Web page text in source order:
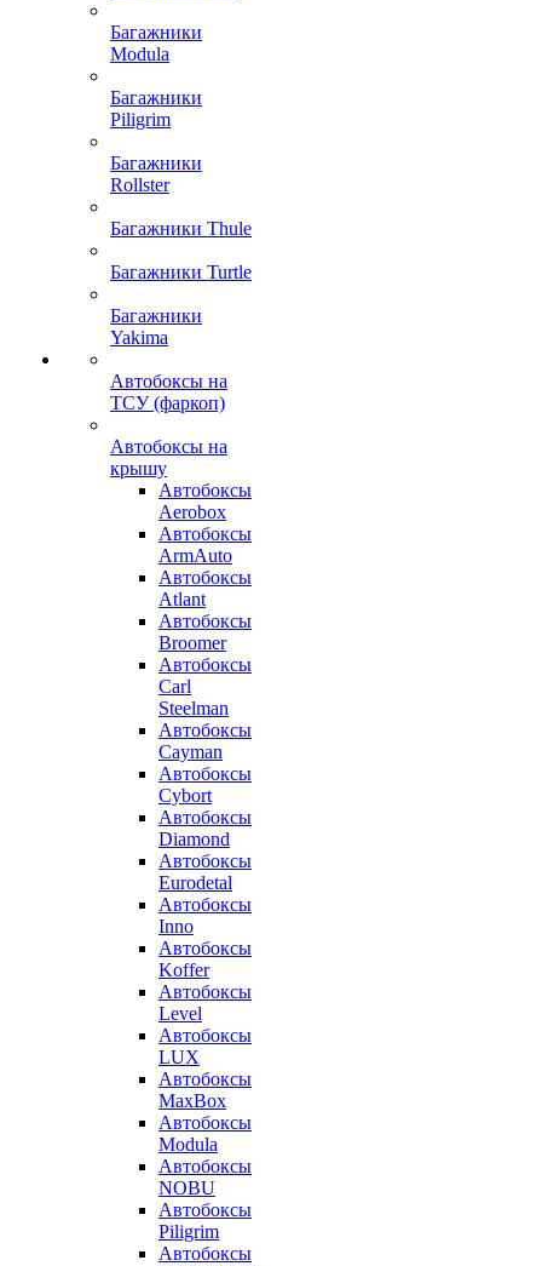
Багажники
Modula
Багажники
Piligrim
Багажники
Rollster
Багажники Thule
Багажники Turtle
Багажники
Yakima
Автобоксы на
ТСУ (фаркоп)
Автобоксы на
крышу
Автобоксы
Aerobox
Автобоксы
ArmAuto
Автобоксы
Atlant
Автобоксы
Broomer
Автобоксы
Carl
Steelman
Автобоксы
Cayman
Автобоксы
Cybort
Автобоксы
Diamond
Автобоксы
Eurodetal
Автобоксы
Inno
Автобоксы
Koffer
Автобоксы
Level
Автобоксы
LUX
Автобоксы
MaxBox
Автобоксы
Modula
Автобоксы
NOBU
Автобоксы
Piligrim
Автобоксы